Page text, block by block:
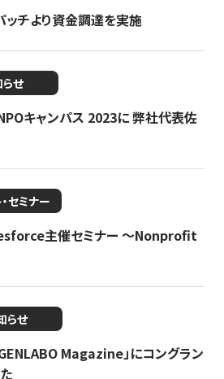
ッチより資金調達を実施
せ
キャンパス 2023に 弊社代表佐
セミナー
主催セミナー 〜Nonprofit
らせ
Magazine」にコングラン